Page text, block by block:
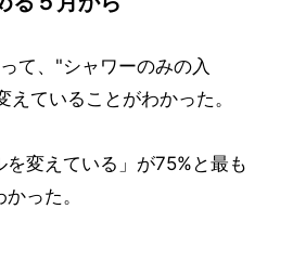
て、"シャワーのみの入
ていることがわかった。
変えている」が75%と最も
った。